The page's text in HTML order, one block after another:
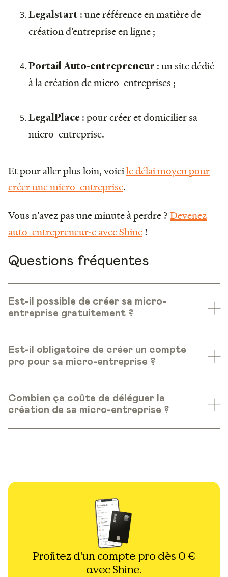
Legalstart : une référence en matière de
création d’entreprise en ligne ;
Portail Auto-entrepreneur : un site dédié
à la création de micro-entreprises ;
LegalPlace : pour créer et domicilier sa
micro-entreprise.
Et pour aller plus loin, voicile délai moyen pour
créer une micro-entreprise.
Vous n’avez pas une minute à perdre ?Devenez
auto-entrepreneur·e avec Shine!
Questions fréquentes
Est-il possible de créer sa micro-
entreprise gratuitement ?
Est-il obligatoire de créer un compte
pro pour sa micro-entreprise ?
Combien ça coûte de déléguer la
création de sa micro-entreprise ?
Profitez d'un compte pro dès 0 €
avec Shine.